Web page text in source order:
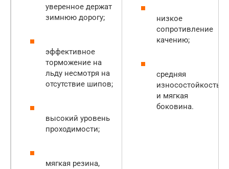
уверенное держат
зимнюю дорогу;
эффективное
торможение на
льду несмотря на
отсутствие шипов;
высокий уровень
проходимости;
мягкая резина,
низкое
сопротивление
качению;
средняя
износостойкость
и мягкая
боковина.